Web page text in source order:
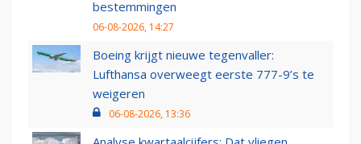
bestemmingen
06-08-2026, 14:27
Boeing krijgt nieuwe tegenvaller:
Lufthansa overweegt eerste 777-9’s te
weigeren
06-08-2026, 13:36